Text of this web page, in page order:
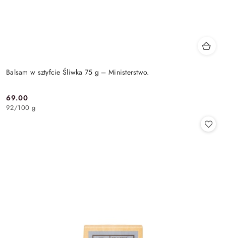
Balsam w sztyfcie Śliwka 75 g – Ministerstwo.
Cena:
69.00
92/100 g